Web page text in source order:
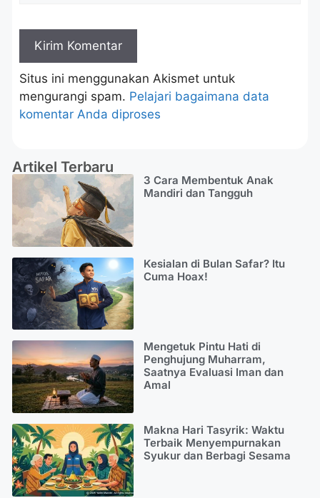
Situs ini menggunakan Akismet untuk
mengurangi spam. Pelajari bagaimana data
komentar Anda diproses
Artikel Terbaru
3 Cara Membentuk Anak
Mandiri dan Tangguh
Kesialan di Bulan Safar? Itu
Cuma Hoax!
Mengetuk Pintu Hati di
Penghujung Muharram,
Saatnya Evaluasi Iman dan
Amal
Makna Hari Tasyrik: Waktu
Terbaik Menyempurnakan
Syukur dan Berbagi Sesama